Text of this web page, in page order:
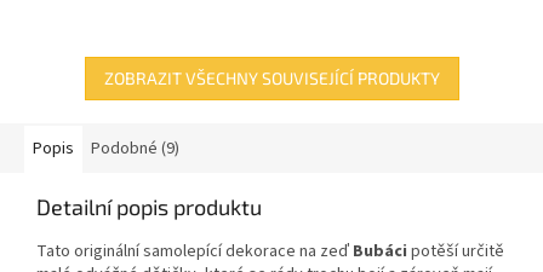
ZOBRAZIT VŠECHNY SOUVISEJÍCÍ PRODUKTY
Popis Podobné (9)
Detailní popis produktu
Tato originální samolepící dekorace na zeď Bubáci potěší určitě